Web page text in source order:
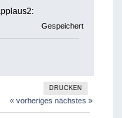
Gespeichert
DRUCKEN
« vorheriges nächstes »